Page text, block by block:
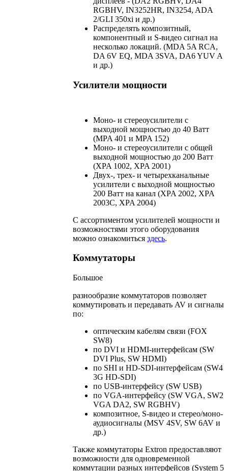
RGBHV, IN3252HR, IN3254, ADA
2/GLI 350xi и др.)
Распределять композитный,
компонентный и S-видео сигнал на
несколько локаций. (MDA 5A RCA,
DA 6V EQ, MDA 3SVA, DA6 YUV A
и др.)
Усилители мощности
Моно- и стереоусилители с
выходной мощностью до 40 Ватт
(MPA 401 и MPA 152)
Моно- и стереоусилители с общей
выходной мощностью до 200 Ватт
(XPA 1002, XPA 2001)
Двух-, трех- и четырехканальные
усилители с выходной мощностью
200 Ватт на канал (XPA 2002, XPA
2003C, XPA 2004)
С ассортиментом усилителей мощности и
возможностями этого оборудования
можно ознакомиться здесь.
Коммутаторы
Большое
разнообразие коммутаторов позволяет
коммутировать и передавать AV и сигналы
по:
оптическим кабелям связи (FOX
SW8)
по DVI и HDMI-интерфейсам (SW
DVI Plus, SW HDMI)
по SHI и HD-SDI-интерфейсам (SW4
3G HD-SDI)
по USB-интерфейсу (SW USB)
по VGA-интерфейсу (SW VGA, SW2
VGA DA2, SW RGBHV)
композитное, S-видео и стерео/моно-
аудиосигналы (MSV 4SV, SW 6AV и
др.)
Также коммутаторы Extron предоставляют
возможности для одновременной
коммутации разных интерфейсов (System 5